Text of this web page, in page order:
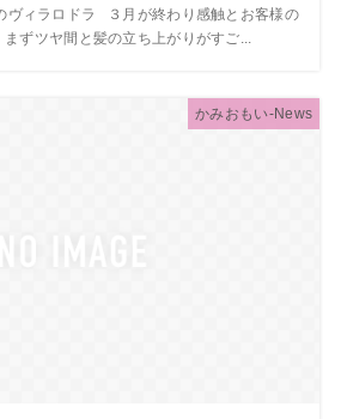
ヴィラロドラ ３月が終わり感触とお客様の
ずツヤ間と髪の立ち上がりがすご...
かみおもい-News